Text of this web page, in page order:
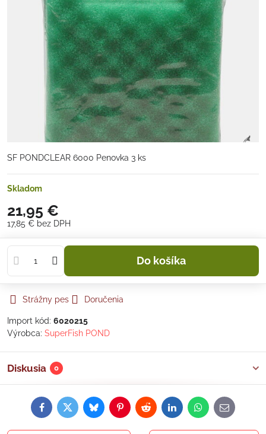
SF PONDCLEAR 6000 Penovka 3 ks
Skladom
21,95 €
17,85 € bez DPH
Do košíka
Strážny pes Doručenia
Import kód: 6020215
Výrobca: SuperFish POND
Diskusia 0
FacebookTwitterBlueskyPinterestRedditLinkedInWhatsApp
E-
mail